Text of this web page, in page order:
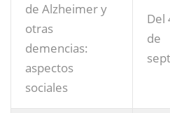
de Alzheimer y
otras
demencias:
aspectos
sociales
Del
de